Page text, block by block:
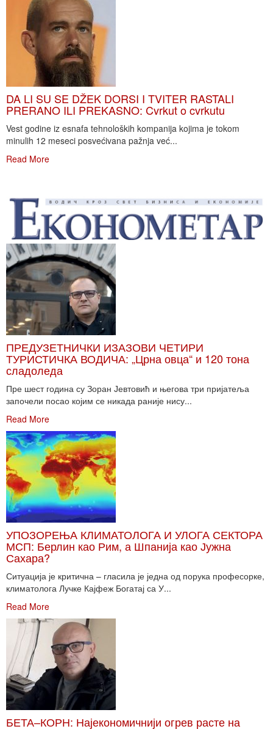
DA LI SU SE DŽEK DORSI I TVITER RASTALI
PRERANO ILI PREKASNO: Cvrkut o cvrkutu
Vest godine iz esnafa tehnoloških kompanija kojima je tokom
minulih 12 meseci posvećivana pažnja već...
Read More
ПРЕДУЗЕТНИЧКИ ИЗАЗОВИ ЧЕТИРИ
ТУРИСТИЧКА ВОДИЧА: „Црна овца“ и 120 тона
сладоледа
Пре шест година су Зоран Јевтовић и његова три пријатеља
започели посао којим се никада раније нису...
Read More
УПОЗОРЕЊА КЛИМАТОЛОГА И УЛОГА СЕКТОРА
МСП: Берлин као Рим, а Шпанија као Јужна
Сахара?
Ситуација је критична – гласила је једна од порука професорке,
климатолога Лучке Кајфеж Богатај са У...
Read More
БЕТА–КОРН: Најекономичнији огрев расте на